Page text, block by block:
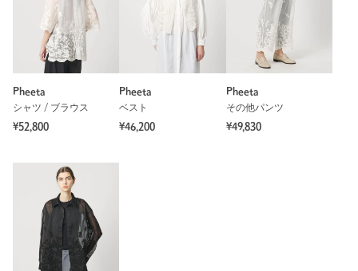
Pheeta
シャツ / ブラウス
¥52,800
Pheeta
ベスト
¥46,200
Pheeta
その他パンツ
¥49,830